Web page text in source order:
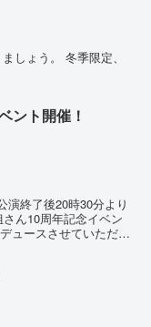
しょう。 冬季限定、
ント開催！
演終了後20時30分より
ん10周年記念イベン
ュースさせていただき